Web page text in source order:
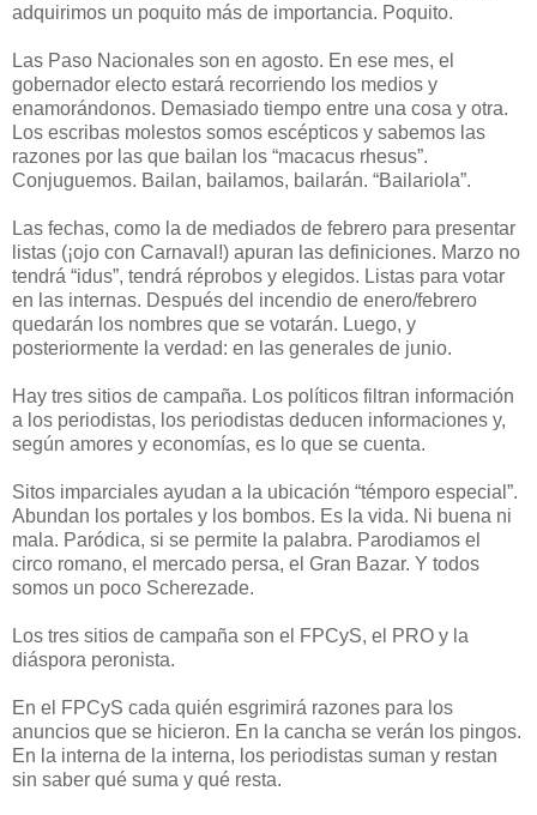
adquirimos un poquito más de importancia. Poquito.
Las Paso Nacionales son en agosto. En ese mes, el
gobernador electo estará recorriendo los medios y
enamorándonos. Demasiado tiempo entre una cosa y otra.
Los escribas molestos somos escépticos y sabemos las
razones por las que bailan los “macacus rhesus”.
Conjuguemos. Bailan, bailamos, bailarán. “Bailariola”.
Las fechas, como la de mediados de febrero para presentar
listas (¡ojo con Carnaval!) apuran las definiciones. Marzo no
tendrá “idus”, tendrá réprobos y elegidos. Listas para votar
en las internas. Después del incendio de enero/febrero
quedarán los nombres que se votarán. Luego, y
posteriormente la verdad: en las generales de junio.
Hay tres sitios de campaña. Los políticos filtran información
a los periodistas, los periodistas deducen informaciones y,
según amores y economías, es lo que se cuenta.
Sitos imparciales ayudan a la ubicación “témporo especial”.
Abundan los portales y los bombos. Es la vida. Ni buena ni
mala. Paródica, si se permite la palabra. Parodiamos el
circo romano, el mercado persa, el Gran Bazar. Y todos
somos un poco Scherezade.
Los tres sitios de campaña son el FPCyS, el PRO y la
diáspora peronista.
En el FPCyS cada quién esgrimirá razones para los
anuncios que se hicieron. En la cancha se verán los pingos.
En la interna de la interna, los periodistas suman y restan
sin saber qué suma y qué resta.